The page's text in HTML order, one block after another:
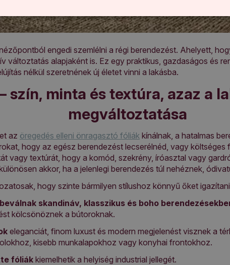
engedi szemlélni a régi berendezést. Ahelyett,
változtatás alapjaként is. Ez egy praktikus, gazdaságos és
nélkül szeretnének új életet vinni a lakásba.
szín, minta és textúra, azaz a
megváltoztatása
az öregedés elleni önragasztó fóliák kínálnak, a hatalmas
hogy az egész berendezést lecserélnéd, vagy költséges
vagy textúrát, hogy a komód, szekrény, íróasztal vagy
akkor, ha a jelenlegi berendezés túl nehéznek,
hogy szinte bármilyen stílushoz könnyű őket
skandináv, klasszikus és boho
kölcsönöznek a bútoroknak.
eleganciát, finom luxust és modern megjelenést visznek a
kisebb munkalapokhoz vagy konyhai frontokhoz.
fóliák kiemelhetik a helyiség industrial jellegét.